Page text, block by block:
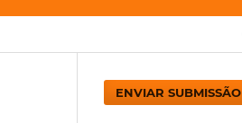
ENVIAR SUBMISSÃO